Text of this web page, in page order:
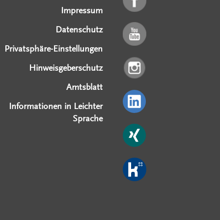
Impressum
Datenschutz
Privatsphäre-Einstellungen
Hinweisgeberschutz
Amtsblatt
Informationen in Leichter
Sprache